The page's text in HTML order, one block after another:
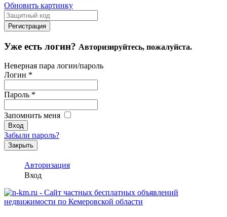
Обновить картинку
Уже есть логин? Авторизируйтесь, пожалуйста.
Неверная пара логин/пароль
Логин *
Пароль *
Запомнить меня
Забыли пароль?
Закрыть
Авторизация
Вход